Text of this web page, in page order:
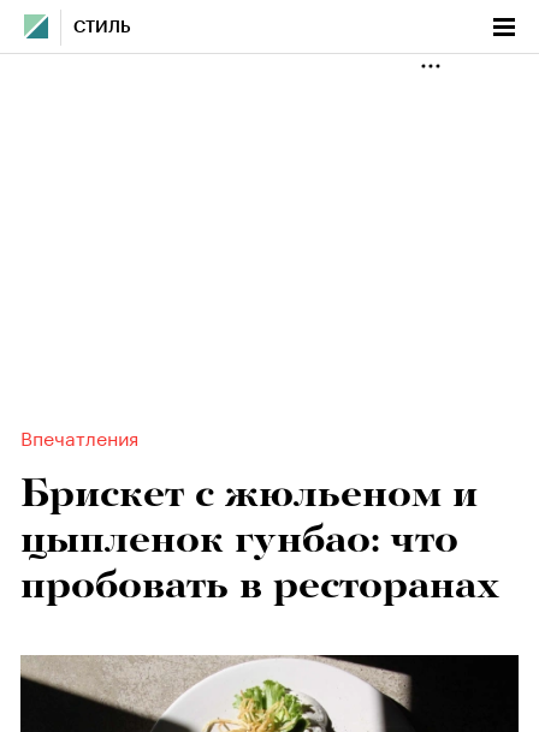
СТИЛЬ
Впечатления
Брискет с жюльеном и
цыпленок гунбао: что
пробовать в ресторанах